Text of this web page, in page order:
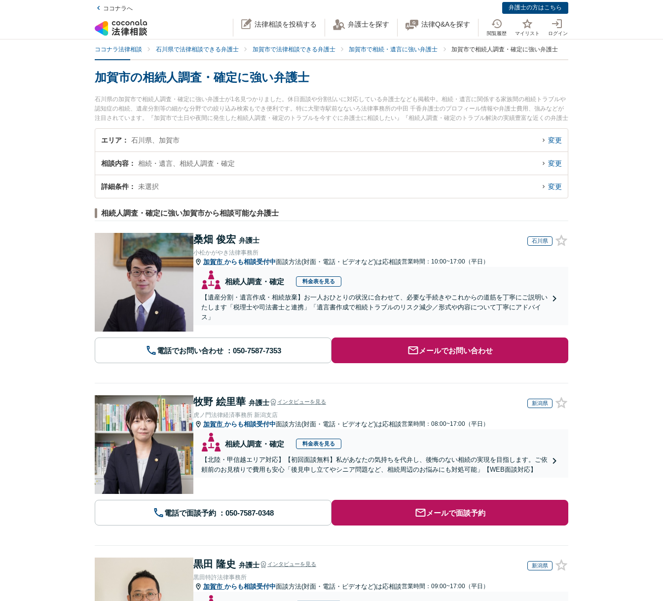
ココナラへ 弁護士の方はこちら
法律相談を投稿する 弁護士を探す 法律Q&Aを探す
閲覧履歴 マイリスト ログイン
ココナラ法律相談 石川県で法律相談できる弁護士 加賀市で法律相談できる弁護士 加賀市で相続・遺言に強い弁護士 加賀市で相続人調査・確定に強い弁護士
加賀市の相続人調査・確定に強い弁護士
石川県の加賀市で相続人調査・確定に強い弁護士が1名見つかりました。休日面談や分割払いに対応している弁護士なども掲載中。相続・遺言に関係する家族間の相続トラブルや
認知症の相続、遺産分割等の細かな分野での絞り込み検索もでき便利です。特に大聖寺駅前なないろ法律事務所の中田 千香弁護士のプロフィール情報や弁護士費用、強みなどが
注目されています。『加賀市で土日や夜間に発生した相続人調査・確定のトラブルを今すぐに弁護士に相談したい』『相続人調査・確定のトラブル解決の実績豊富な近くの弁護士
を検索したい』『初回相談無料で相続人調査・確定を法律相談できる加賀市内の弁護士に相談予約したい』などでお困りの相談者さんにおすすめです。
エリア 石川県、加賀市 変更
相談内容 相続・遺言、相続人調査・確定 変更
詳細条件 未選択 変更
相続人調査・確定に強い加賀市から相談可能な弁護士
桑畑 俊宏 弁護士 石川県
小松かがやき法律事務所
加賀市 からも相談受付中面談方法(対面・電話・ビデオなど)は応相談営業時間：10:00~17:00（平日）
相続人調査・確定 料金表を見る
【遺産分割・遺言作成・相続放棄】お一人おひとりの状況に合わせて、必要な手続きやこれからの道筋を丁寧にご説明い
たします「税理士や司法書士と連携」「遺言書作成で相続トラブルのリスク減少／形式や内容について丁寧にアドバイ
ス」
電話でお問い合わせ メールでお問い合わせ
牧野 絵里華 弁護士 インタビューを見る 新潟県
虎ノ門法律経済事務所 新潟支店
加賀市 からも相談受付中面談方法(対面・電話・ビデオなど)は応相談営業時間：08:00~17:00（平日）
相続人調査・確定 料金表を見る
【北陸・甲信越エリア対応】【初回面談無料】私があなたの気持ちを代弁し、後悔のない相続の実現を目指します。ご依
頼前のお見積りで費用も安心「後見申し立てやシニア問題など、相続周辺のお悩みにも対処可能」【WEB面談対応】
電話で面談予約 メールで面談予約
黒田 隆史 弁護士 インタビューを見る 新潟県
黒田特許法律事務所
加賀市 からも相談受付中面談方法(対面・電話・ビデオなど)は応相談営業時間：09:00~17:00（平日）